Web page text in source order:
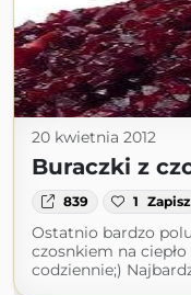
20 kwietnia 2012
Buraczki z
839 1 Zapisz
Ostatnio bardzo
czosnkiem na
codziennie;)